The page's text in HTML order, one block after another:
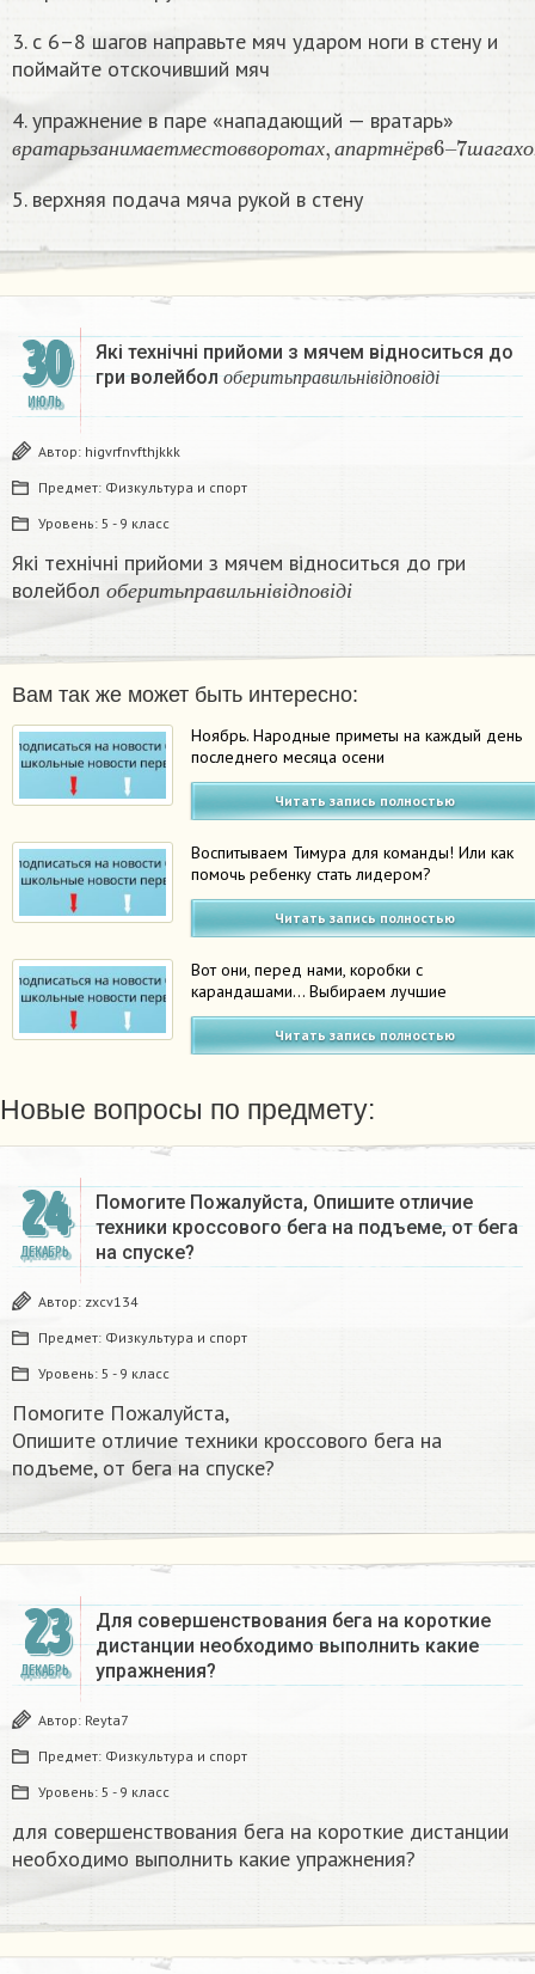
3. с 6–8 шагов направьте мяч ударом ноги в стену и
поймайте отскочивший мяч
4. упражнение в паре «нападающий — вратарь»
в р а т а р ьз а н има е тме с т о в в о р о т ах апартнёрв шагах о
вр атарьзаним ае тмес товворотах,ап тнё рв6–7ш
5. верхняя подача мяча рукой в стену
30
ИЮЛЬ
Які технічні прийоми з мячем відноситься до
гри волейболо б е р и т ьпр а в ил ьн ів і д по в і д і
б л ьні дпо
Автор: higvrfnvfthjkkk
Предмет: Физкультура и спорт
Уровень: 5 - 9 класс
Які технічні прийоми з мячем відноситься до гри
волейбол
о б е р и т ьп р а в ил ьн і в і д п о в і д і
о беритьпр авильнівідповіді
Вам так же может быть интересно:
Ноябрь. Народные приметы на каждый день
последнего месяца осени
Читать запись полностью
Воспитываем Тимура для команды! Или как
помочь ребенку стать лидером?
Читать запись полностью
Вот они, перед нами, коробки с
карандашами… Выбираем лучшие
Читать запись полностью
Новые вопросы по предмету:
24
ДЕКАБРЬ
Помогите Пожалуйста, Опишите отличие
техники кроссового бега на подъеме, от бега
на спуске?
Автор: zxcv134
Предмет: Физкультура и спорт
Уровень: 5 - 9 класс
Помогите Пожалуйста,
Опишите отличие техники кроссового бега на
подъеме, от бега на спуске?
23
ДЕКАБРЬ
Для совершенствования бега на короткие
дистанции необходимо выполнить какие
упражнения?​
Автор: Reyta7
Предмет: Физкультура и спорт
Уровень: 5 - 9 класс
для совершенствования бега на короткие дистанции
необходимо выполнить какие упражнения?​